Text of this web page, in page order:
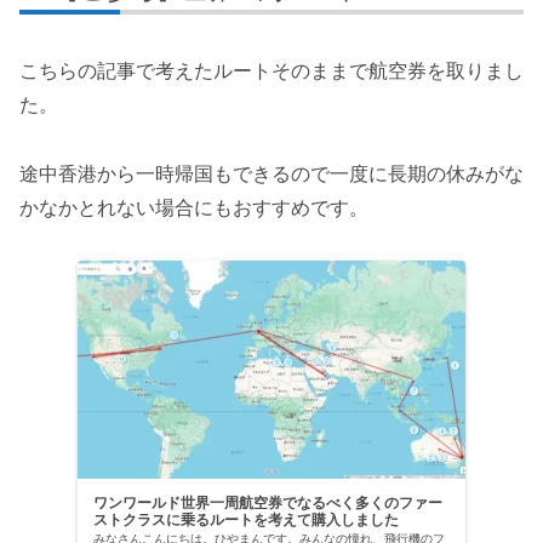
こちらの記事で考えたルートそのままで航空券を取りまし
た。
途中香港から一時帰国もできるので一度に長期の休みがな
かなかとれない場合にもおすすめです。
ワンワールド世界一周航空券でなるべく多くのファー
ストクラスに乗るルートを考えて購入しました
みなさんこんにちは。ひやまんです。みんなの憧れ、飛行機のフ